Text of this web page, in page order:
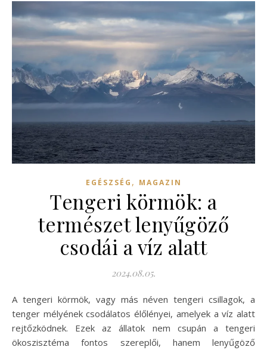
EGÉSZSÉG , MAGAZIN
Tengeri körmök: a
természet lenyűgöző
csodái a víz alatt
2024.08.05.
A tengeri körmök, vagy más néven tengeri csillagok, a
tenger mélyének csodálatos élőlényei, amelyek a víz alatt
rejtőzködnek. Ezek az állatok nem csupán a tengeri
ökoszisztéma fontos szereplői, hanem lenyűgöző